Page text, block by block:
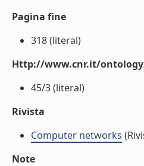
Pagina fine
318 (literal)
Http://www.cnr.it/
45/3 (literal)
Rivista
Computer networks
Note